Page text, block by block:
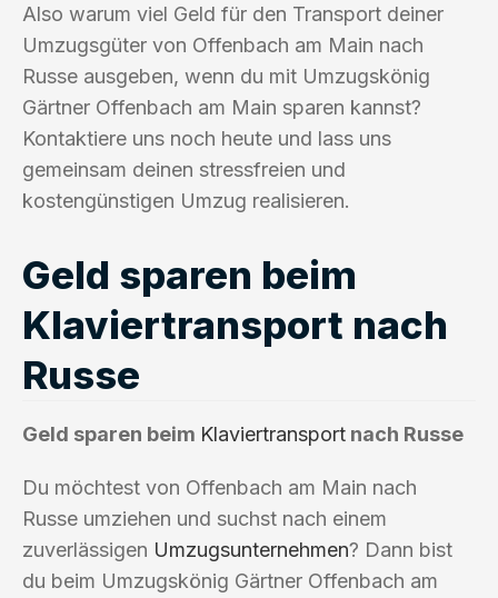
Also warum viel Geld für den Transport deiner
Umzugsgüter von Offenbach am Main nach
Russe ausgeben, wenn du mit Umzugskönig
Gärtner Offenbach am Main sparen kannst?
Kontaktiere uns noch heute und lass uns
gemeinsam deinen stressfreien und
kostengünstigen Umzug realisieren.
Geld sparen beim
Klaviertransport nach
Russe
Geld sparen beim Klaviertransport nach Russe
Du möchtest von Offenbach am Main nach
Russe umziehen und suchst nach einem
zuverlässigen Umzugsunternehmen? Dann bist
du beim Umzugskönig Gärtner Offenbach am